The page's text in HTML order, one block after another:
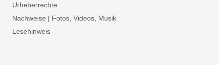
Urheberrechte
Nachweise | Fotos, Videos, Musik
Lesehinweis